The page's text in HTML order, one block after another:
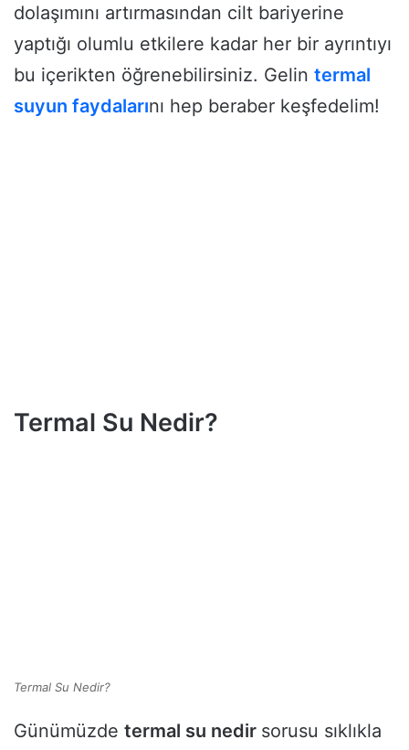
dolaşımını artırmasından cilt bariyerine
yaptığı olumlu etkilere kadar her bir ayrıntıyı
bu içerikten öğrenebilirsiniz. Gelin termal
suyun faydalarını hep beraber keşfedelim!
Termal Su Nedir?
Termal Su Nedir?
Günümüzde termal su nedir sorusu sıklıkla